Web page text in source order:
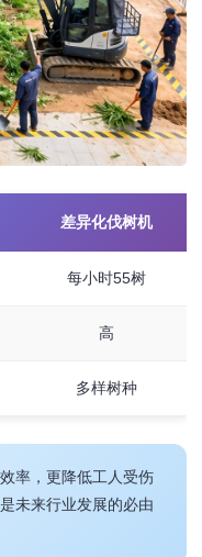
差异化伐树机
每小时55树
高
多样树种
率，更降低工人受伤
未来行业发展的必由